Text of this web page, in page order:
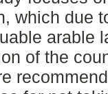
which due
arable
of the